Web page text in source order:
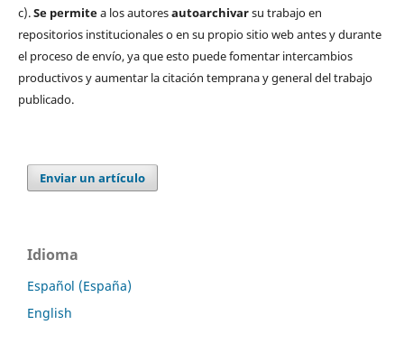
c).Se permitea los autoresautoarchivarsu trabajo en
repositorios institucionales o en su propio sitio web antes y durante
el proceso de envío, ya que esto puede fomentar intercambios
productivos y aumentar la citación temprana y general del trabajo
publicado.
Enviar un artículo
Idioma
Español (España)
English